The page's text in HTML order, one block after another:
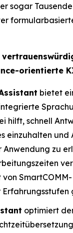
sogar
orientierte
bietet
hilft, schnell
einzuhalten
Anwendung zu
Erfahrungsstufen
optimiert